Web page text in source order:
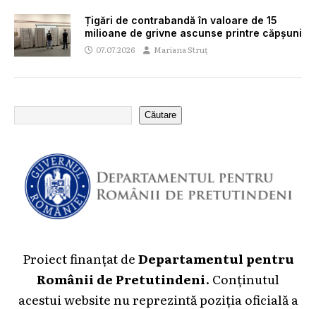
Țigări de contrabandă în valoare de 15
milioane de grivne ascunse printre căpșuni
07.07.2026 Mariana Struț
Căutare
Proiect finanțat deDepartamentul pentru
Românii de Pretutindeni. Conținutul
acestui website nu reprezintă poziția oficială a